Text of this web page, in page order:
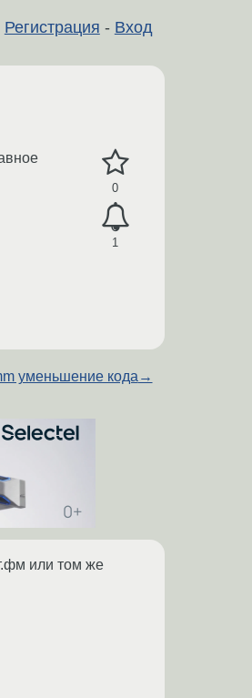
Регистрация - Вход
0
1
уменьшение кода →
или том же